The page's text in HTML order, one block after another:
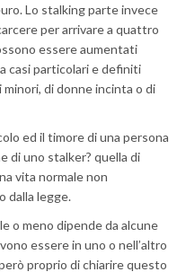
Lo stalking parte invece
per arrivare a quattro
essere aumentati
casi particolari e definiti
minori, di donne incinta o di
ed il timore di una persona
di uno stalker? quella di
vita normale non
dalla legge.
o meno dipende da alcune
essere in uno o nell’altro
proprio di chiarire questo